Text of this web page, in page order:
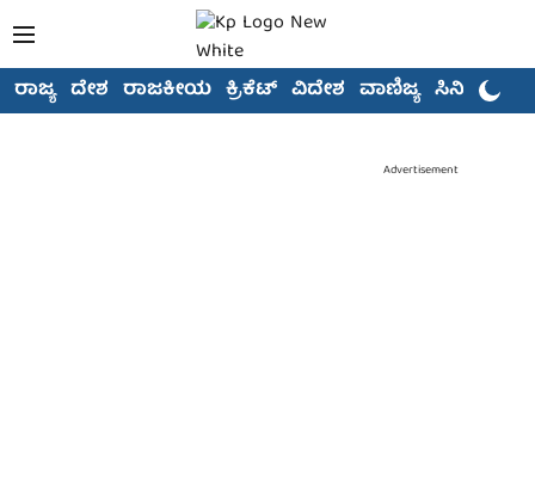
ರಾಜ್ಯ ದೇಶ ರಾಜಕೀಯ ಕ್ರಿಕೆಟ್ ವಿದೇಶ ವಾಣಿಜ್ಯ ಸಿನಿಮಾ
Advertisement